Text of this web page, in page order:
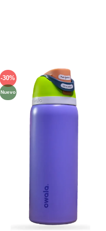
-30%
Nuevo
lista de
deseos